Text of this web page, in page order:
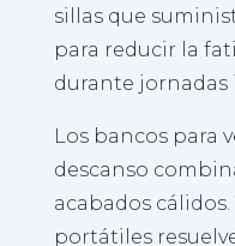
sillas que
para reducir la
durante jornadas
Los bancos para
descanso
acabados
portátiles